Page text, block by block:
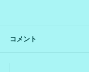
コメント